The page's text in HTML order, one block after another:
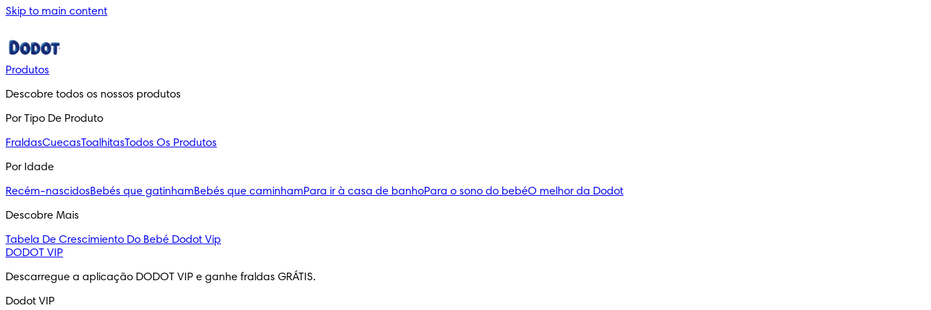
Skip to main content
Produtos
Descobre todos os nossos produtos
Por Tipo De Produto
FraldasCuecasToalhitasTodos Os Produtos
Por Idade
Recém-nascidosBebés que gatinhamBebés que caminhamPara ir à casa de banhoPara o sono do bebéO melhor da Dodot
Descobre Mais
Tabela De Crescimiento Do Bebé Dodot Vip
DODOT VIP
Descarregue a aplicação DODOT VIP e ganhe fraldas GRÁTIS.
Dodot VIP